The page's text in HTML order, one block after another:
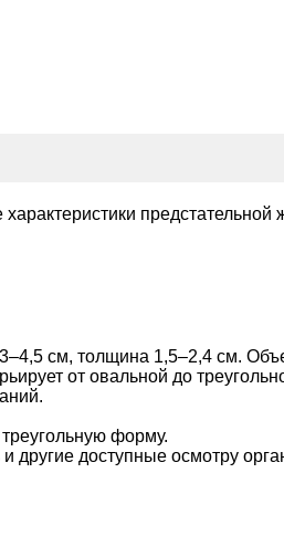
см, толщина 1,5–2,4 см.
от овальной до
форму.
доступные осмотру